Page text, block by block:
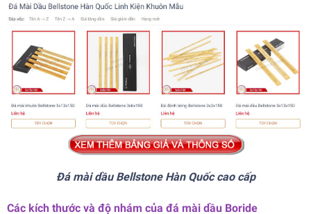
Đá mài dầu Bellstone Hàn Quốc cao cấp
Các kích thước và độ nhám của đá mài dầu Boride